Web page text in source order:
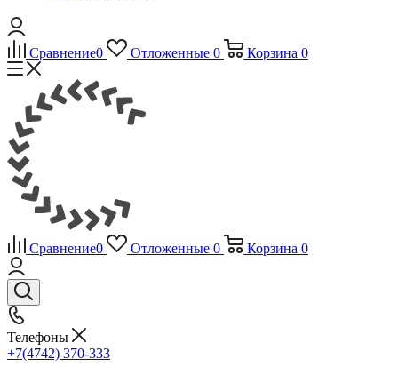
Сравнение0 Отложенные 0 Корзина 0
Сравнение0 Отложенные 0 Корзина 0
Телефоны
+7(4742) 370-333